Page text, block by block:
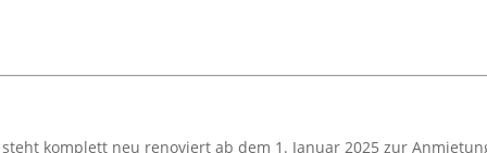
komplett neu renoviert ab dem 1. Januar 2025 zur